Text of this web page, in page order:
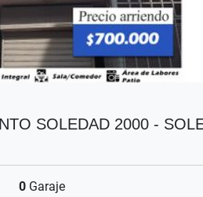
SOLEDAD 2000 -
0 Garaje